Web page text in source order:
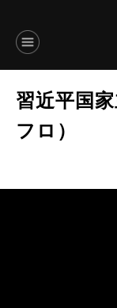
言語別アーカイブ
ENGLISH
習近平国
フロ）